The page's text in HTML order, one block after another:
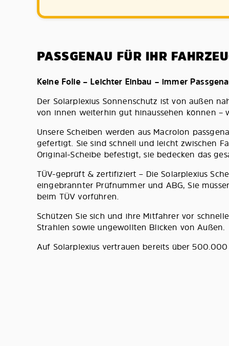
PASSGENAU FÜR IHR
Keine Folie – Leichter Einbau – immer
Der Solarplexius Sonnenschutz ist von außen
von innen weiterhin gut hinaussehen können –
Unsere Scheiben werden aus Macrolon
gefertigt. Sie sind schnell und leicht zwischen
Original-Scheibe befestigt, sie bedecken das
TÜV-geprüft & zertifiziert – Die Solarplexius
eingebrannter Prüfnummer und ABG, Sie
beim TÜV vorführen.
Schützen Sie sich und ihre Mitfahrer vor
Strahlen sowie ungewollten Blicken von Außen.
Auf Solarplexius vertrauen bereits über